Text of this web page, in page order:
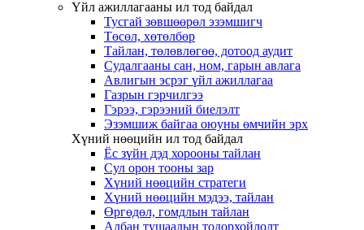
Үйл ажиллагааны ил тод байдал
Тусгай зөвшөөрөл эзэмшигч
Төсөл, хөтөлбөр
Тайлан, төлөвлөгөө, дотоод аудит
Судалгааны сан, ном, гарын авлага
Авлигын эсрэг үйл ажиллагаа
Газрын гэрчилгээ
Гэрээ, гэрээний биелэлт
Эзэмшиж байгаа оюуны өмчийн эрх
Хүний нөөцийн ил тод байдал
Ёс зүйн дэд хорооны тайлан
Сул орон тооны зар
Хүний нөөцийн стратеги
Хүний нөөцийн мэдээ, тайлан
Өргөдөл, гомдлын тайлан
Албан тушаалын тодорхойлолт